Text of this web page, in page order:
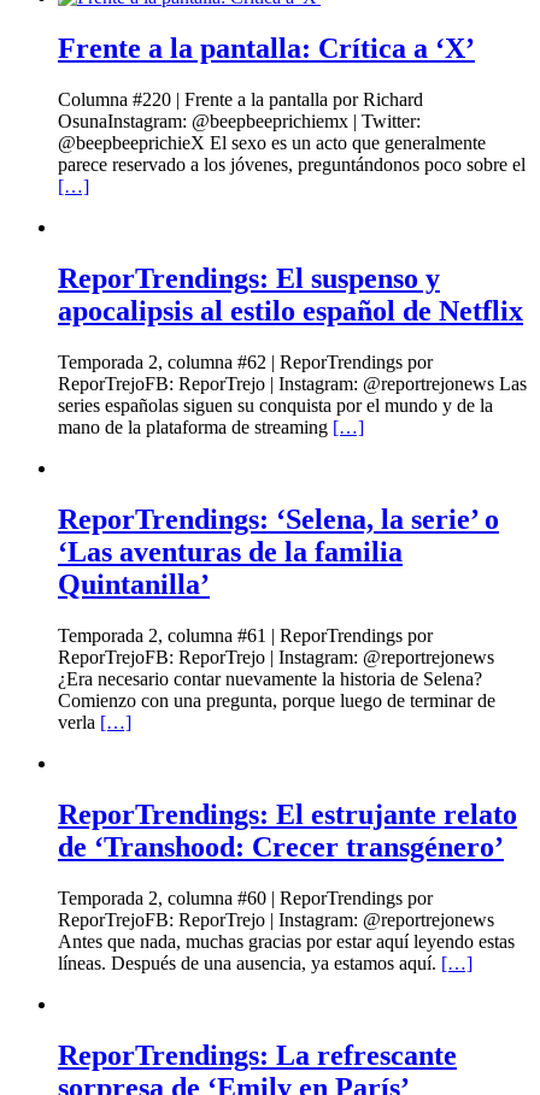
Frente a la pantalla: Crítica a ‘X’
Columna #220 | Frente a la pantalla por Richard
OsunaInstagram: @beepbeeprichiemx | Twitter:
@beepbeeprichieX El sexo es un acto que generalmente
parece reservado a los jóvenes, preguntándonos poco sobre el
[…]
ReporTrendings: El suspenso y
apocalipsis al estilo español de Netflix
Temporada 2, columna #62 | ReporTrendings por
ReporTrejoFB: ReporTrejo | Instagram: @reportrejonews Las
series españolas siguen su conquista por el mundo y de la
mano de la plataforma de streaming […]
ReporTrendings: ‘Selena, la serie’ o
‘Las aventuras de la familia
Quintanilla’
Temporada 2, columna #61 | ReporTrendings por
ReporTrejoFB: ReporTrejo | Instagram: @reportrejonews
¿Era necesario contar nuevamente la historia de Selena?
Comienzo con una pregunta, porque luego de terminar de
verla […]
ReporTrendings: El estrujante relato
de ‘Transhood: Crecer transgénero’
Temporada 2, columna #60 | ReporTrendings por
ReporTrejoFB: ReporTrejo | Instagram: @reportrejonews
Antes que nada, muchas gracias por estar aquí leyendo estas
líneas. Después de una ausencia, ya estamos aquí. […]
ReporTrendings: La refrescante
sorpresa de ‘Emily en París’